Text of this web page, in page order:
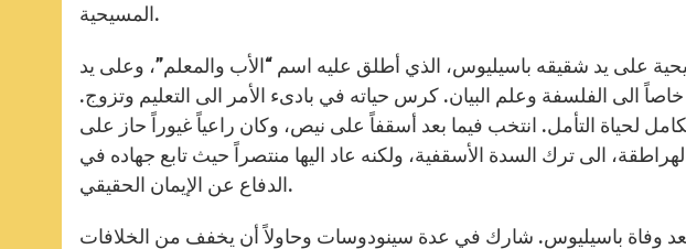
المسيحية.
تنشئته المسيحية على يد شقيقه باسيليوس، الذي أطلق عليه اسم “الأب والمعلم”، وعلى يد
الى الفلسفة وعلم البيان. كرس حياته في بادىء الأمر الى التعليم وتزوج.
لحياة التأمل. انتخب فيما بعد أسقفاً على نيص، وكان راعياً غيوراً حاز على
الى ترك السدة الأسقفية، ولكنه عاد اليها منتصراً حيث تابع جهاده في
الدفاع عن الإيمان الحقيقي.
بعد وفاة باسيليوس. شارك في عدة سينودوسات وحاولاً أن يخفف من الخلافات